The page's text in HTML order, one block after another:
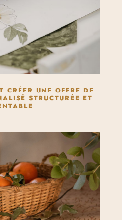
UNE OFFRE DE
STRUCTURÉE ET